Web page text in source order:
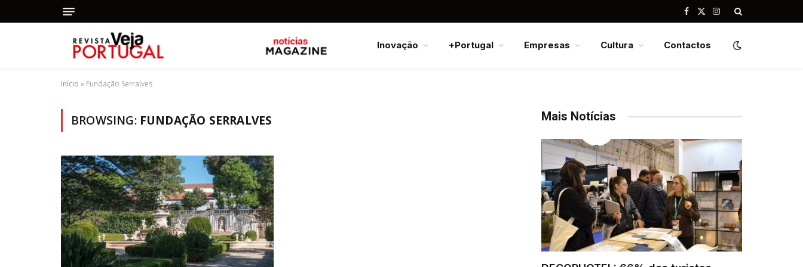
Facebook
X
Instagram
Inovação +Portugal Empresas Cultura Contactos
Início » Fundação Serralves
BROWSING: FUNDAÇÃO SERRALVES Mais Notícias